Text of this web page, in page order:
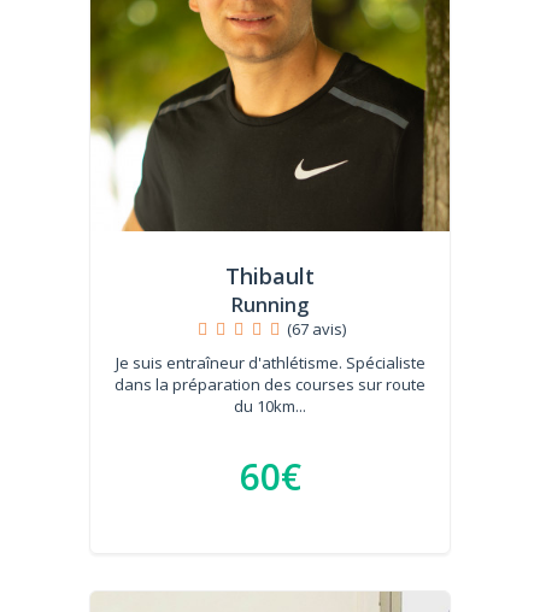
Thibault
Running
(67 avis)
Je suis entraîneur d'athlétisme. Spécialiste
dans la préparation des courses sur route
du 10km...
60€